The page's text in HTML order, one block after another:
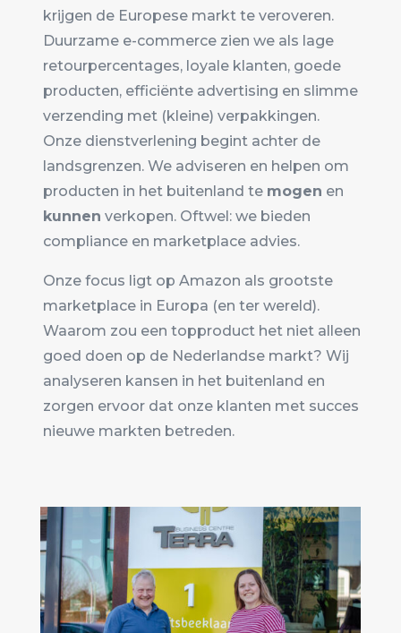
krijgen de Europese markt te veroveren.
Duurzame e-commerce zien we als lage
retourpercentages, loyale klanten, goede
producten, efficiënte advertising en slimme
verzending met (kleine) verpakkingen.
Onze dienstverlening begint achter de
landsgrenzen. We adviseren en helpen om
producten in het buitenland te mogen en
kunnen verkopen. Oftwel: we bieden
compliance en marketplace advies.
Onze focus ligt op Amazon als grootste
marketplace in Europa (en ter wereld).
Waarom zou een topproduct het niet alleen
goed doen op de Nederlandse markt? Wij
analyseren kansen in het buitenland en
zorgen ervoor dat onze klanten met succes
nieuwe markten betreden.